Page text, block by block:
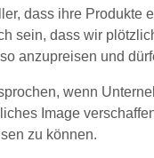
dass ihre Produkte
sein, dass wir
anzupreisen und
wenn
Image
zu können.